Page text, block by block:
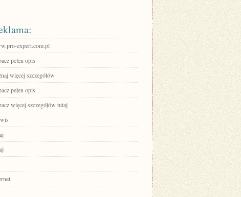
expert.com.pl
pełen opis
więcej szczegółów
pełen opis
więcej szczegółów tutaj